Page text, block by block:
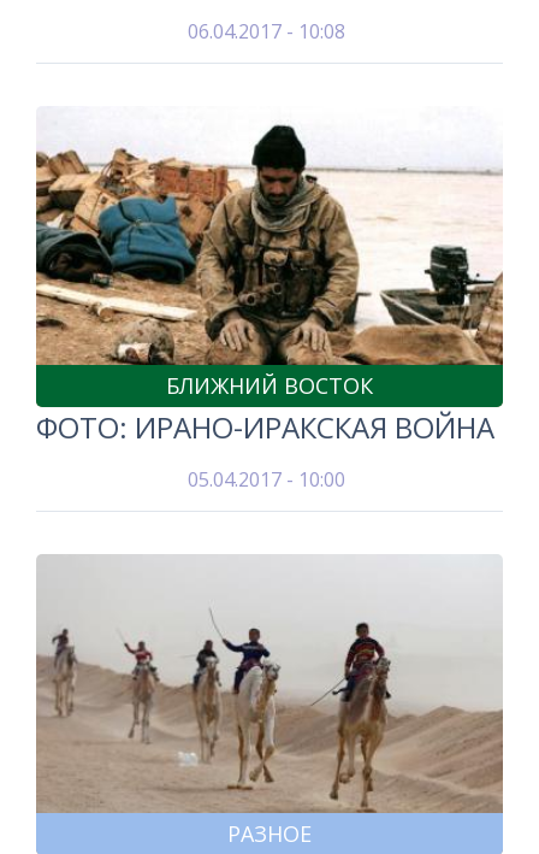
06.04.2017 - 10:08
БЛИЖНИЙ ВОСТОК
ФОТО: ИРАНО-ИРАКСКАЯ ВОЙНА
05.04.2017 - 10:00
РАЗНОЕ